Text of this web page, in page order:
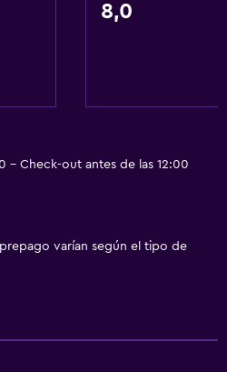
8,0
- Check-out antes de las 12:00
varían según el tipo de